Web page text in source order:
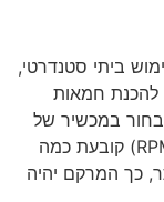
ביתי סטנדרטי,
זאת, להכנת חמאות
במכשיר של
1000 וואט ומעלה. מהירות הסיבוב לדקה (RPM) קובעת כמה
כך המרקם יהיה